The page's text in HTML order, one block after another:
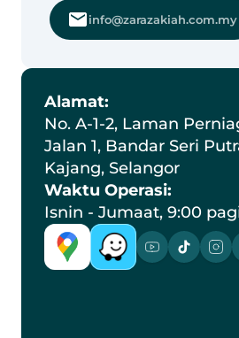
info@zarazakiah.com.my
Alamat:
No. A-1-2, Laman
Jalan 1, Bandar Seri
Kajang, Selangor
Waktu Operasi:
Isnin - Jumaat, 9:00